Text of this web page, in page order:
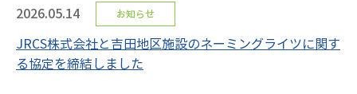
2026.05.14 お知らせ
JRCS株式会社と吉田地区施設のネーミングライツに関す
る協定を締結しました